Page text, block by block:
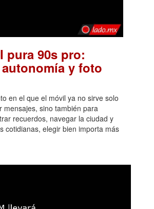
pura 90s pro:
y foto
en el que el móvil ya no sirve solo
mensajes, sino también para
recuerdos, navegar la ciudad y
cotidianas, elegir bien importa más